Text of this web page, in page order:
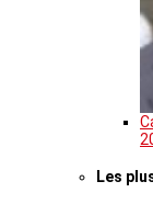
Les